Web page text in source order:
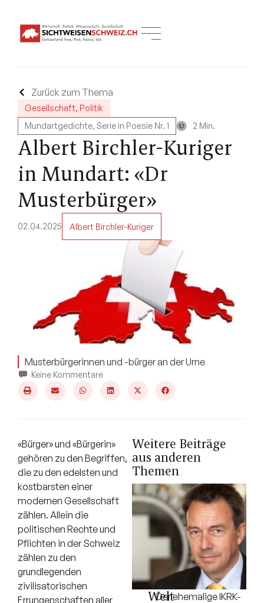
Zurück zum Thema
Gesellschaft, Politik
Mundartgedichte, Serie in Poesie Nr. 1 2 Min.
Albert Birchler-Kuriger
in Mundart: «Dr
Musterbürger»
02.04.2025 Albert Birchler-Kuriger
Musterbürgerinnen und -bürger an der Urne
Keine Kommentare
«Bürger» und «Bürgerin»
gehören zu den Begriffen,
die zu den edelsten und
kostbarsten einer
modernen Gesellschaft
zählen. Allein die
politischen Rechte und
Pflichten in der Schweiz
zählen zu den
grundlegenden
zivilisatorischen
Errungenschaften aller
Weitere Beiträge
aus anderen
Themen
Welt
Der ehemalige IKRK-